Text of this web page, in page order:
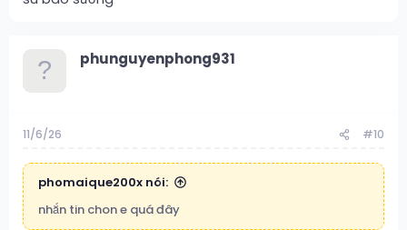
phunguyenphong931
11/6/26 #10
phomaique200x nói:
nhắn tin chon e quá đây